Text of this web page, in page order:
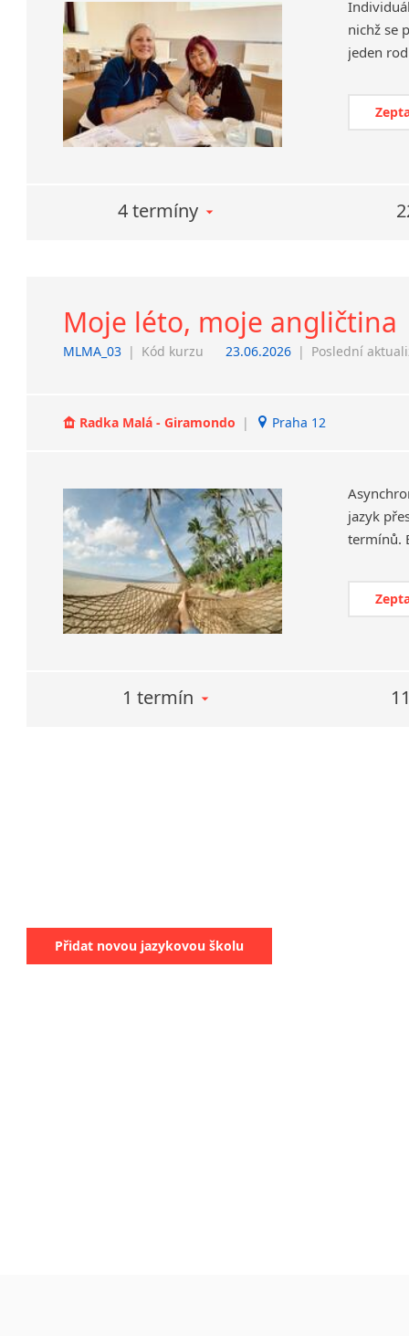
nichž se
4 termíny
Moje léto, moje angličtina
MLMA_03 | Kód kurzu 23.06.2026 | Poslední
Radka Malá - Giramondo | Praha 12
jazyk
1 termín
Přidat novou jazykovou školu